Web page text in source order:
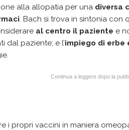
alla allopatia per una diversa
. Bach si trova in sintonia con
al centro il paziente e
dal paziente; e l’impiego di erbe
Continua a leggere dopo la
i propri vaccini in maniera